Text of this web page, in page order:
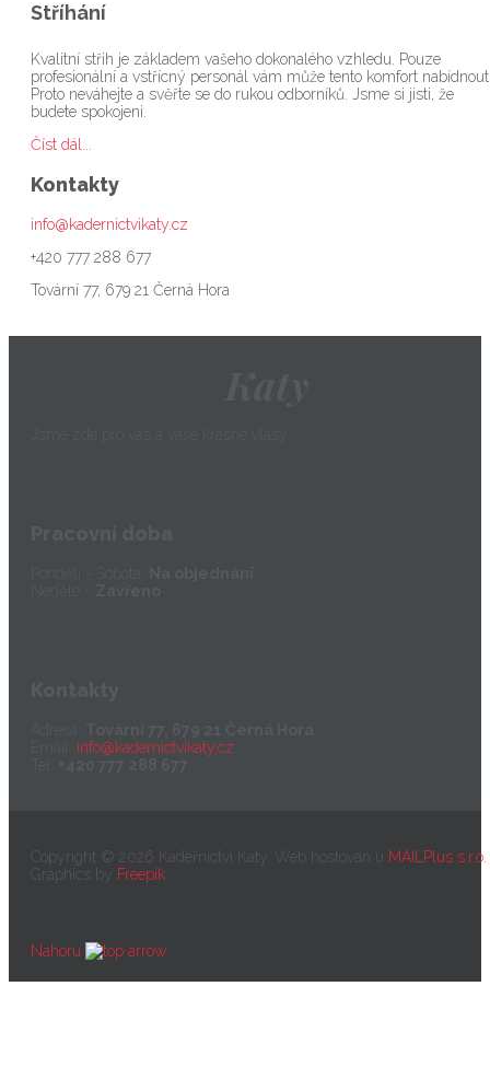
Stříhání
Kvalitní střih je základem vašeho dokonalého vzhledu. Pouze
profesionální a vstřícný personál vám může tento komfort
Proto neváhejte a svěřte se do rukou odborníků. Jsme si jisti, že
budete spokojeni.
Číst dál...
Kontakty
info@kadernictvikaty.cz
+420 777 288 677
Tovární 77, 679 21 Černá Hora
info@kadernictvikaty.cz
Copyright © 2026 Kadeřníctví Katy. Web hostován u MAILPlus s.r.o.
Graphics by
Freepik
Nahoru